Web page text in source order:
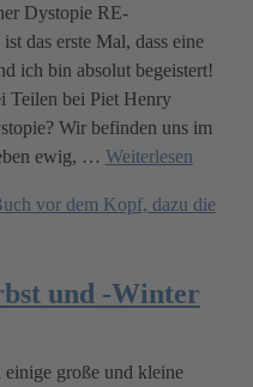
Dystopie RE-
das erste Mal, dass eine
ich bin absolut begeistert!
Teilen bei Piet Henry
Wir befinden uns im
ewig, … Weiterlesen
und -Winter
große und kleine